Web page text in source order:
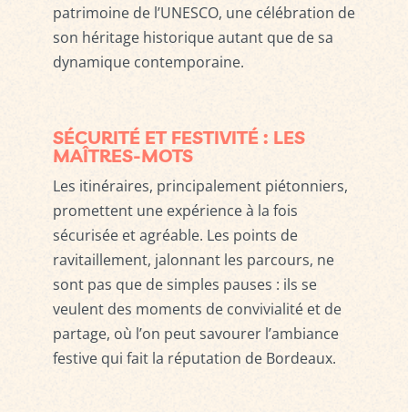
patrimoine de l’UNESCO, une célébration de
son héritage historique autant que de sa
dynamique contemporaine.
SÉCURITÉ ET FESTIVITÉ : LES
MAÎTRES-MOTS
Les itinéraires, principalement piétonniers,
promettent une expérience à la fois
sécurisée et agréable. Les points de
ravitaillement, jalonnant les parcours, ne
sont pas que de simples pauses : ils se
veulent des moments de convivialité et de
partage, où l’on peut savourer l’ambiance
festive qui fait la réputation de Bordeaux.